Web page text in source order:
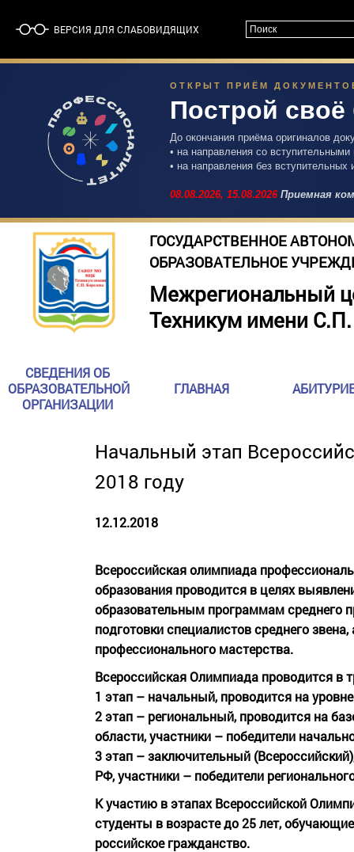
ВЕРСИЯ ДЛЯ СЛАБОВИДЯЩИХ
ОТКРЫТ ПРИЁМ
Построй
До окончания приёма оригиналов
• на направления со
• на направления без
08.08.2026, 15.08.2026Приемная
ГОСУДАРСТВЕННОЕ
ОБРАЗОВАТЕЛЬНОЕ
Межрегиональный
Техникум имени
СВЕДЕНИЯ ОБ
ОБРАЗОВАТЕЛЬНОЙ
ОРГАНИЗАЦИИ
ГЛАВНАЯ
Начальный этап
2018 году
12.12.2018
Всероссийская олимпиада
образования проводится в целях
образовательным программам среднего
подготовки специалистов среднего
профессионального мастерства.
Всероссийская Олимпиада проводится в
1 этап – начальный, проводится на
2 этап – региональный, проводится на
области, участники – победители
3 этап – заключительный
РФ, участники – победители
К участию в этапах Всероссийской
студенты в возрасте до 25 лет,
российское гражданство.